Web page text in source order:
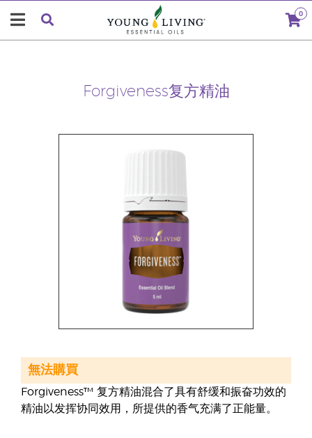
0
Forgiveness复方精油
Forgiveness™ 复方精油混合了具有舒缓和振奋功效的
精油以发挥协同效用，所提供的香气充满了正能量。
無法購買